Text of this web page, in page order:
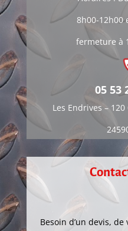
8h00-12h00
fermeture à
05 53
Les Endrives –
Besoin d’un devis,